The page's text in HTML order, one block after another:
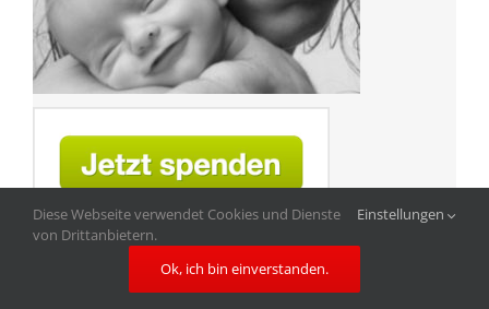
Diese Webseite verwendet Cookies und Dienste
von Drittanbietern.
Einstellungen
Ok, ich bin einverstanden.